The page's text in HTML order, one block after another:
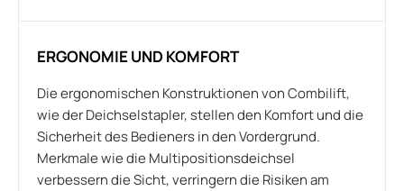
ERGONOMIE UND KOMFORT
Die ergonomischen Konstruktionen von Combilift,
wie der Deichselstapler, stellen den Komfort und die
Sicherheit des Bedieners in den Vordergrund.
Merkmale wie die Multipositionsdeichsel
verbessern die Sicht, verringern die Risiken am